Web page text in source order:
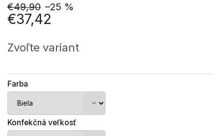
€49,90 –25 %
€37,42
cena:
Zvoľte variant
Farba
Konfekčná veľkosť